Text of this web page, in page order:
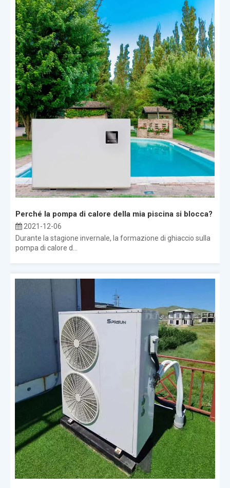
Perché la pompa di calore della mia piscina si blocca?
2021-12-06
Durante la stagione invernale, la formazione di ghiaccio sulla
pompa di calore d...